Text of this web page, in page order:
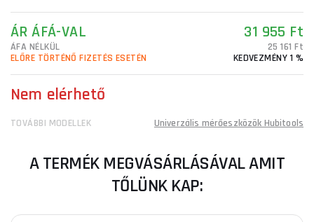
ÁR ÁFÁ-VAL 31 955 Ft
ÁFA NÉLKÜL
25 161 Ft
ELŐRE TÖRTÉNŐ FIZETÉS ESETÉN
KEDVEZMÉNY 1 %
Nem elérhető
TOVÁBBI MODELLEK Univerzális mérőeszközök Hubitools
A TERMÉK MEGVÁSÁRLÁSÁVAL AMIT
TŐLÜNK KAP: